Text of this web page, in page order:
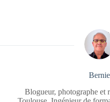
Bernie
Blogueur, photographe et